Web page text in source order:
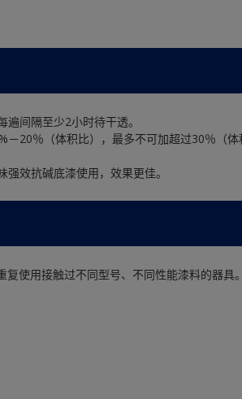
间隔至少2小时待干透。
20％（体积比），最多不可加超过30％（体
效抗碱底漆使用，效果更佳。
使用接触过不同型号、不同性能漆料的器具